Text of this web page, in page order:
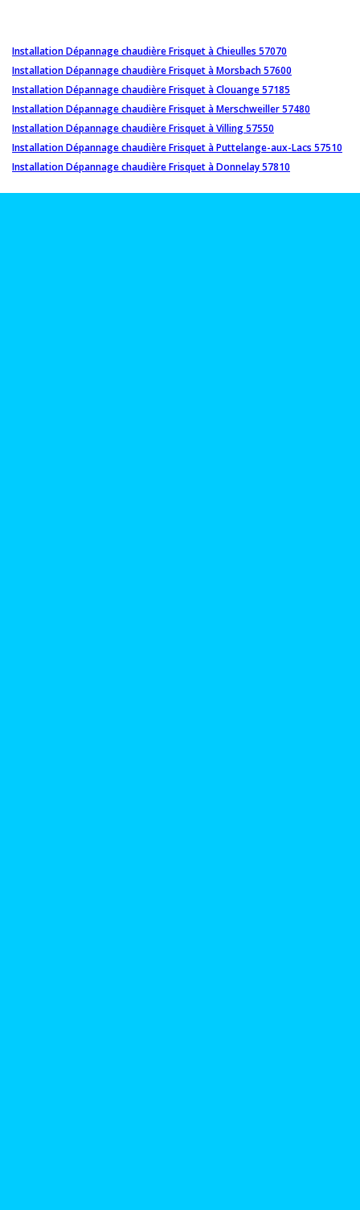
Installation Dépannage chaudière Frisquet à Chieulles 57070
Installation Dépannage chaudière Frisquet à Morsbach 57600
Installation Dépannage chaudière Frisquet à Clouange 57185
Installation Dépannage chaudière Frisquet à Merschweiller 57480
Installation Dépannage chaudière Frisquet à Villing 57550
Installation Dépannage chaudière Frisquet à Puttelange-aux-Lacs 57510
Installation Dépannage chaudière Frisquet à Donnelay 57810